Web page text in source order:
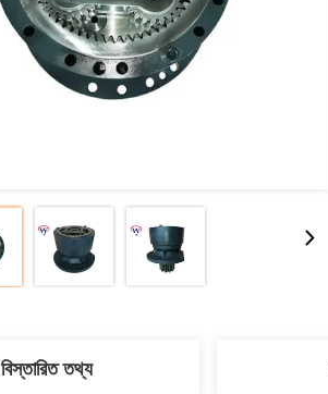
বিস্তারিত তথ্য